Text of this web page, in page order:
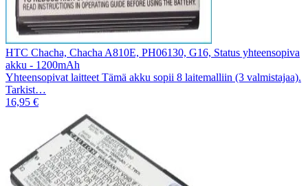
HTC Chacha, Chacha A810E, PH06130, G16, Status yhteensopiva
akku - 1200mAh
Yhteensopivat laitteet Tämä akku sopii 8 laitemalliin (3 valmistajaa).
Tarkist…
16,95 €